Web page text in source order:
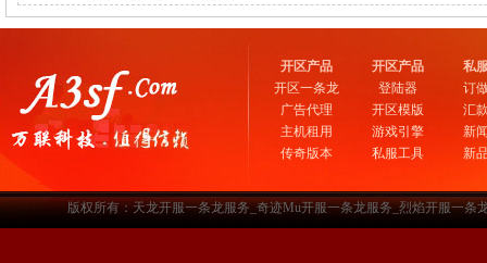
开区产品
开区一条龙
广告代理
主机租用
传奇版本
开区产品
登陆器
开区模版
游戏引擎
私服工具
私
订
汇
新
新
版权所有：天龙开服一条龙服务_奇迹Mu开服一条龙服务_烈焰开服一条